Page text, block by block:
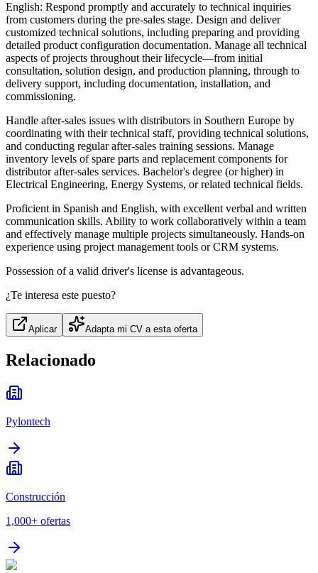
English: Respond promptly and accurately to technical inquiries
from customers during the pre-sales stage. Design and deliver
customized technical solutions, including preparing and providing
detailed product configuration documentation. Manage all technical
aspects of projects throughout their lifecycle—from initial
consultation, solution design, and production planning, through to
delivery support, including documentation, installation, and
commissioning.
Handle after-sales issues with distributors in Southern Europe by
coordinating with their technical staff, providing technical solutions,
and conducting regular after-sales training sessions. Manage
inventory levels of spare parts and replacement components for
distributor after-sales services. Bachelor's degree (or higher) in
Electrical Engineering, Energy Systems, or related technical fields.
Proficient in Spanish and English, with excellent verbal and written
communication skills. Ability to work collaboratively within a team
and effectively manage multiple projects simultaneously. Hands-on
experience using project management tools or CRM systems.
Possession of a valid driver's license is advantageous.
¿Te interesa este puesto?
Aplicar Adapta mi CV a esta oferta
Relacionado
Pylontech
Construcción
1,000+ ofertas